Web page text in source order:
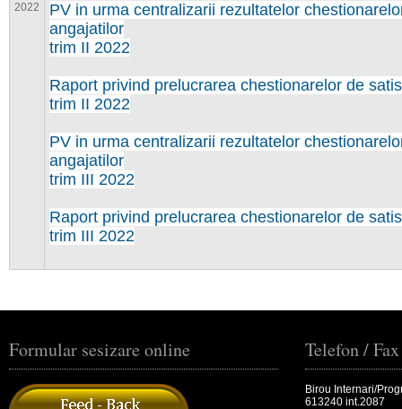
2022
PV in urma centralizarii rezultatelor
angajatilor
trim II 2022
Raport privind prelucrarea chestionarelor de
trim II 2022
PV in urma centralizarii rezultatelor
angajatilor
trim III 2022
Raport privind prelucrarea chestionarelor de
trim III 2022
Formular sesizare online Telefon / Fax
Birou Internari/
613240 int.2087